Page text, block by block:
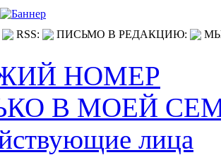
RSS: ПИСЬМО В РЕДАКЦИЮ:
НОМЕР
В МОЕЙ
лица